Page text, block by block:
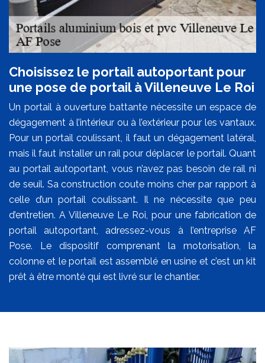
Choisissez le portail autoportant pour
une pose de portail à Villeneuve Le Roi
Un portail à ouverture battante nécessite un espace de
dégagement à l’intérieur ou à l’extérieur pour les vantaux.
Pour un portail coulissant, il faut un dégagement latéral,
mais il faut installer un rail pour déplacer le portail. Quant
au portail autoportant, vous n’avez pas besoin de rail ni
de seuil. Sa construction coute moins cher par rapport à
celle d’un portail coulissant. Il ne nécessite que peu
d’entretien. A Villeneuve Le Roi, pour une fabrication de
portail autoportant, adressez-vous à l’entreprise AF
Pose. Le dispositif comprenant la motorisation, la
colonne et le portail est assemblé en usine et c’est un kit
prêt à être monté qui est livré sur le chantier.